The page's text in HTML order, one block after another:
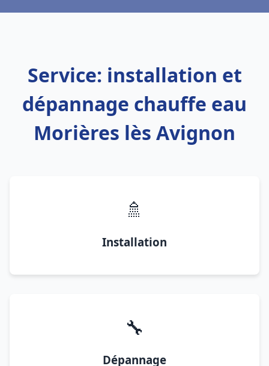
Service: installation et
dépannage chauffe eau
Morières lès Avignon
🚿
Installation
🔧
Dépannage